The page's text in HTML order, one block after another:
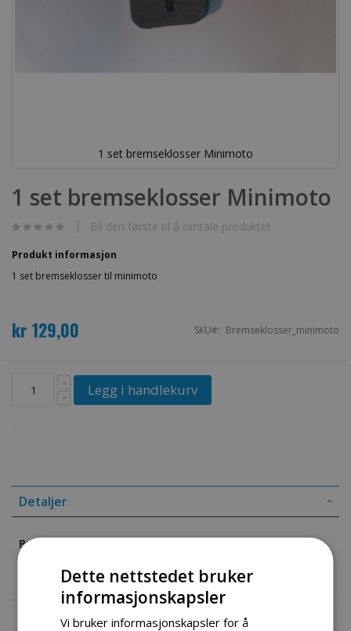
1 set bremseklosser Minimoto
til
begynnelsen
bildegalleri
1 set bremseklosser Minimoto
Bli den første til å omtale produktet
Produkt informasjon
1 set bremseklosser til minimoto
kr 129,00 SKU Bremseklosser_minimoto
Legg i handlekurv
Detaljer
Produkt informasjon
1 set bremseklosser til minimoto
Mer informasjon
Dette nettstedet bruker
informasjonskapsler
Vi bruker informasjonskapsler for å